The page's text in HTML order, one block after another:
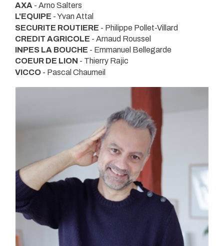
AXA - Arno Salters
L'EQUIPE - Yvan Attal
SECURITE ROUTIERE - Philippe Pollet-Villard
CREDIT AGRICOLE - Arnaud Roussel
INPES LA BOUCHE - Emmanuel Bellegarde
COEUR DE LION - Thierry Rajic
VICCO - Pascal Chaumeil